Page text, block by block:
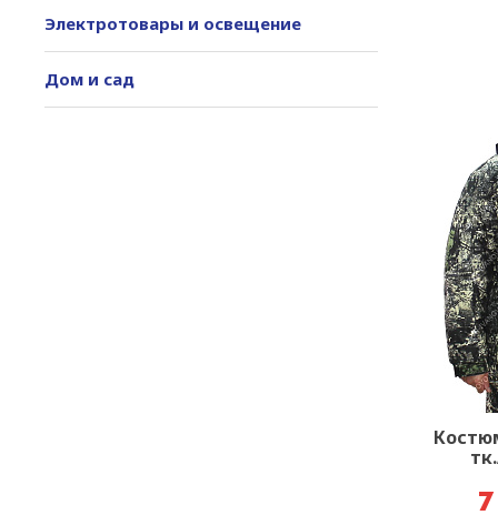
Электротовары и освещение
Дом и сад